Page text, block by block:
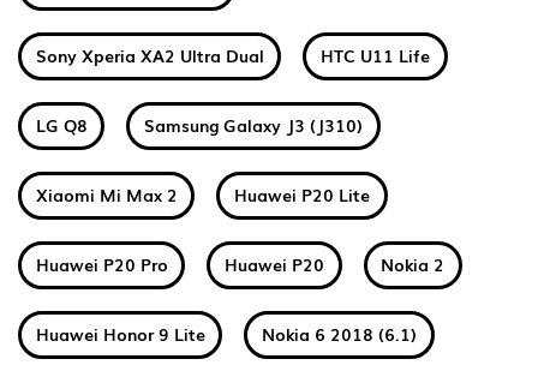
Sony Xperia XA2 Ultra Dual HTC U11 Life
LG Q8 Samsung Galaxy J3 (J310)
Xiaomi Mi Max 2 Huawei P20 Lite
Huawei P20 Pro Huawei P20 Nokia 2
Huawei Honor 9 Lite Nokia 6 2018 (6.1)